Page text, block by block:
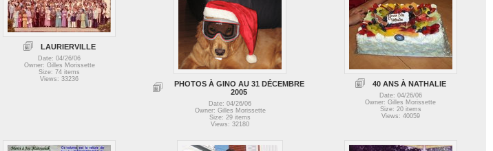
LAURIERVILLE
Date: 04/26/06
Owner: Gilles Morissette
Size: 74 items
Views: 33236
PHOTOS À GINO AU 31 DÉCEMBRE
2005
Date: 04/26/06
Owner: Gilles Morissette
Size: 29 items
Views: 32180
40 ANS À NATHALIE
Date: 04/26/06
Owner: Gilles Morissette
Size: 20 items
Views: 40059